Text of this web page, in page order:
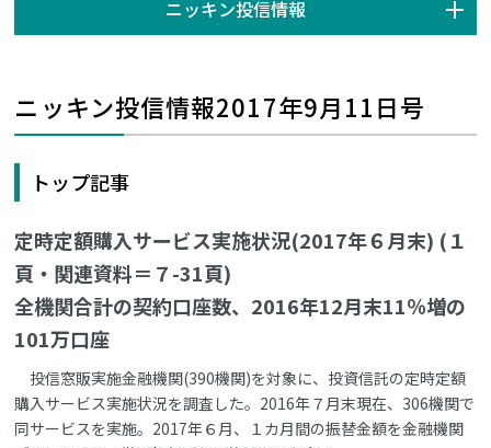
ニッキン投信情報
ニッキン投信情報2017年9月11日号
トップ記事
定時定額購入サービス実施状況(2017年６月末) (１
頁・関連資料＝７-31頁)
全機関合計の契約口座数、2016年12月末11％増の
101万口座
投信窓販実施金融機関(390機関)を対象に、投資信託の定時定額
購入サービス実施状況を調査した。2016年７月末現在、306機関で
同サービスを実施。2017年６月、１カ月間の振替金額を金融機関